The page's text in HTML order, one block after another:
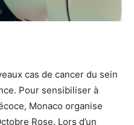
cas de cancer du sein
Pour sensibiliser à
Monaco organise
Rose. Lors d’un